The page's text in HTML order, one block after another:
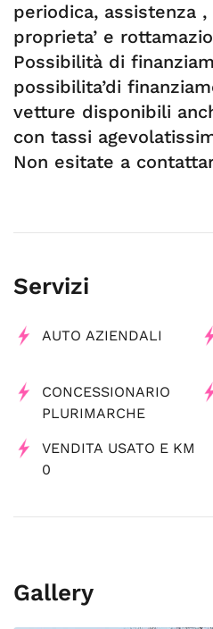
periodica, assistenza ,
proprieta’ e
Possibilità di
possibilita’di
vetture disponibili
con tassi
Non esitate a
Servizi
AUTO AZIENDALI
CONCESSIONARIO
PLURIMARCHE
VENDITA USATO E KM
0
Gallery